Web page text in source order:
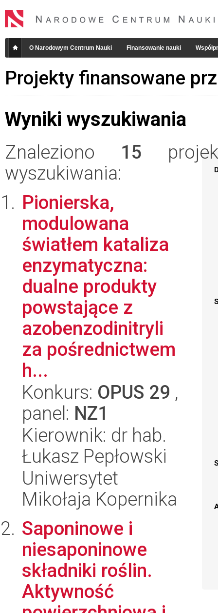
O Narodowym Centrum Nauki Finansowanie nauki
Projekty finansowane
Wyniki wyszukiwania
Znaleziono 15
wyszukiwania:
Pionierska,
modulowana
światłem kataliza
enzymatyczna:
dualne produkty
powstające z
azobenzodinitryli
za pośrednictwem
h...
Konkurs: OPUS 29 ,
panel: NZ1
Kierownik: dr hab.
Łukasz Pepłowski
Uniwersytet
Mikołaja Kopernika
Saponinowe i
niesaponinowe
składniki roślin.
Aktywność